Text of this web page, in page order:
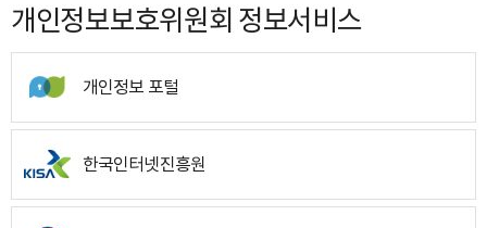
개인정보보호위원회 정보서비스
개인정보 포털
한국인터넷진흥원